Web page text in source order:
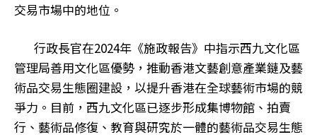
交易市場中的地位。
行政長官在2024年《施政報告》中指示西九文化區
管理局善用文化區優勢，推動香港文藝創意產業鏈及藝
術品交易生態圈建設，以提升香港在全球藝術市場的競
爭力。目前，西九文化區已逐步形成集博物館、拍賣
行、藝術品修復、教育與研究於一體的藝術品交易生態